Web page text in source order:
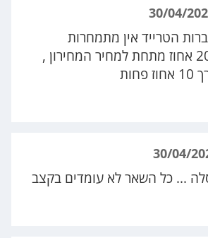
הטרייד אין מתמחרות
חשמליות ב-20-25 אחוז מתחת למחיר המחירון ,
... כל השאר לא עומדים בקצב